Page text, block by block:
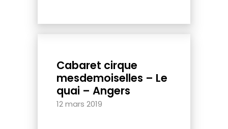
Cabaret cirque
mesdemoiselles – Le
quai – Angers
12 mars 2019